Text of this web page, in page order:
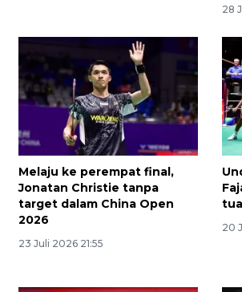
28
Melaju ke perempat final,
Jonatan Christie tanpa
target dalam China Open
2026
23 Juli 2026 21:55
20
SPHP
2026-08-08